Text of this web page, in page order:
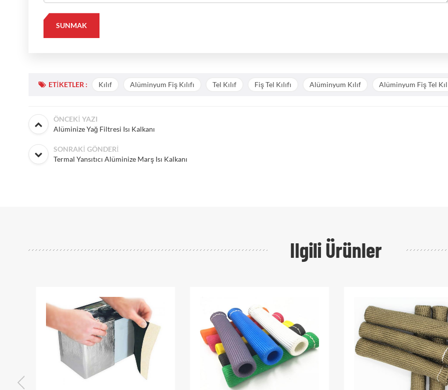
ETIKETLER : Kılıf Alüminyum Fiş Kılıfı Tel Kılıf Fiş Tel Kılıfı Alüminyum Kılıf Alüminyum Fiş Tel
ÖNCEKI YAZI
Alüminize Yağ Filtresi Isı Kalkanı
SONRAKI GÖNDERI
Termal Yansıtıcı Alüminize Marş Isı Kalkanı
Ilgili Ürünler